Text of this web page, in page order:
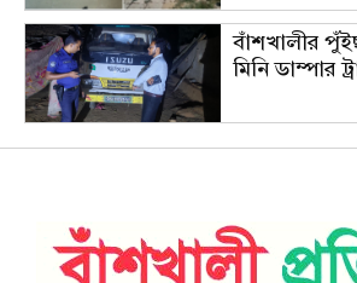
বাঁশখালীর
মিনি ডাম্পার